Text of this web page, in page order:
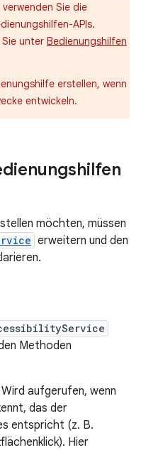
Sie die
APIs.
unter Bedienungshilfen
erstellen, wenn
entwickeln.
möchten, müssen
erweitern und den
Methoden
Wird aufgerufen, wenn
das der
entspricht (z. B.
Hier